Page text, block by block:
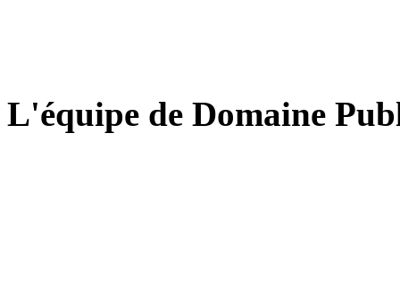
L'équipe de Domaine